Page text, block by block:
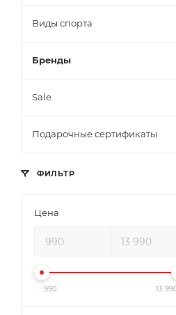
Виды спорта
Бренды
Sale
Подарочные сертификаты
ФИЛЬТР
Цена
990 13